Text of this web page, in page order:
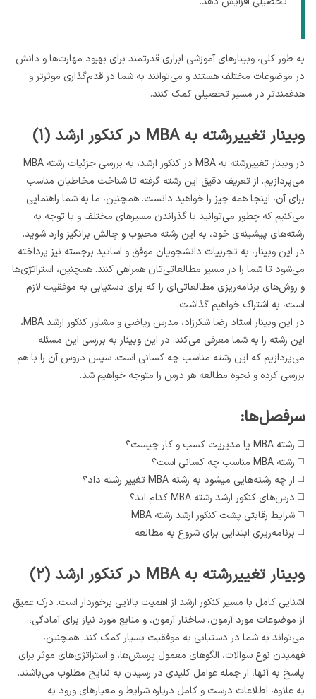
به طور کلی، وبینارهای آموزشی ابزاری قدرتمند برای بهبود مهارت‌ها و دانش
در موضوعات مختلف هستند و می‌توانند به شما در قدم‌گذاری موثر‌تر و
هدفمند‌تر در مسیر تحصیلی کمک کنند.
وبینار تغییررشته به MBA در کنکور ارشد (۱)
در وبینار تغییررشته به MBA در کنکور ارشد، به بررسی جزئیات رشته MBA
می‌پردازیم. از تعریف دقیق این رشته گرفته تا شناخت مخاطبان مناسب
برای آن، اینجا همه چیز را خواهید دانست. همچنین، ما به شما راهنمایی
می‌کنیم که چطور می‌توانید با گذراندن مسیرهای مختلف و با توجه به
رشته‌های پیشینه‌ی خود، به این رشته محبوب و چالش برانگیز وارد شوید.
در این وبینار، به تجربیات دانشجویان موفق و اساتید برجسته نیز پرداخته
می‌شود تا شما را در مسیر مطالعاتی‌تان همراهی کنند. همچنین، استراتژی‌ها
و روش‌های برنامه‌ریزی مطالعاتی‌ای را که برای دستیابی به موفقیت لازم
است، به اشتراک خواهیم گذاشت.
در این وبینار استاد رضا شکرزاد، مدرس ریاضی و مشاور کنکور ارشد MBA،
این رشته را به شما معرفی می‌کند. در این وبینار به بررسی این مسئله
می‌پردازیم که این رشته مناسب چه کسانی است. سپس دروس آن را با هم
بررسی کرده و نحوه مطالعه هر درس را متوجه خواهیم شد.
سرفصل‌ها:
◻️ رشته MBA یا مدیریت کسب و کار چیست؟
◻️ رشته MBA مناسب چه کسانی است؟
◻️ از چه رشته‌هایی میشود به رشته MBA تغییر رشته داد؟
◻️ درس‌های کنکور ارشد رشته MBA کدام اند؟
◻️ شرایط رقابتی پشت کنکور ارشد رشته MBA
◻️ برنامه‌ریزی ابتدایی برای شروع به مطالعه
وبینار تغییررشته به MBA در کنکور ارشد (۲)
اشنایی کامل با مسیر کنکور ارشد از اهمیت بالایی برخوردار است. درک عمیق
از موضوعات مورد آزمون، ساختار آزمون، و منابع مورد نیاز برای آمادگی،
می‌تواند به شما در دستیابی به موفقیت بسیار کمک کند. همچنین،
فهمیدن نوع سوالات، الگوهای معمول پرسش‌ها، و استراتژی‌های موثر برای
پاسخ به آنها، از جمله عوامل کلیدی در رسیدن به نتایج مطلوب می‌باشند.
به علاوه، اطلاعات درست و کامل درباره شرایط و معیارهای ورود به